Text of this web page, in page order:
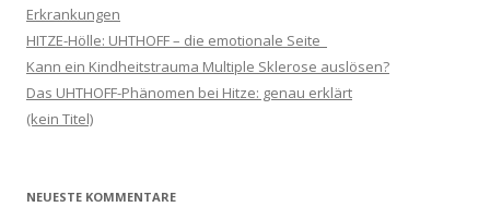
Erkrankungen
HITZE-Hölle: UHTHOFF – die emotionale Seite
Kann ein Kindheitstrauma Multiple Sklerose auslösen?
Das UHTHOFF-Phänomen bei Hitze: genau erklärt
(kein Titel)
NEUESTE KOMMENTARE